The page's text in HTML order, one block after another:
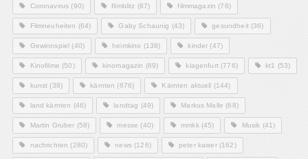
Coronavirus (90) filmblitz (87) filmmagazin (76)
Filmneuheiten (64) Gaby Schaunig (43) gesundheit(36)
Gewinnspiel (40) heimkino (138) kinder (47)
Kinofilme (50) kinomagazin (69) klagenfurt(776) kt1 (53)
kunst (38) kärnten (676) Kärnten aktuell (144)
land kärnten (46) landtag (49) Markus Malle (68)
Martin Gruber (58) messe (40) mmkk(45) Musik (41)
nachrichten (280) news(126) peter kaiser(162)